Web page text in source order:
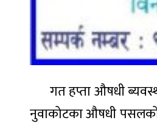
गत हप्ता औषधी
नुवाकोटका औषधी